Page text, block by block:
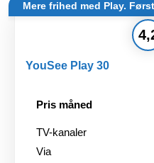
Mere frihed med Play.
YouSee Play 30
Pris måned
TV-kanaler
Via